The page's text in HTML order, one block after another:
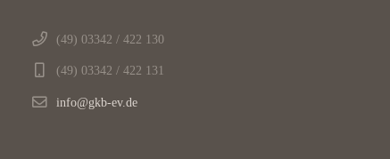
(49) 03342 / 422 130
(49) 03342 / 422 131
info@gkb-ev.de